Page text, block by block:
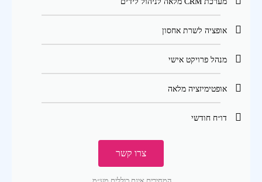
אופציה לשרת אחסון
מנהל פרויקט אישי
אופטימיזציה מלאה
דו״ח חודשי
צרו קשר
המחירים אינם כוללים מע״מ.